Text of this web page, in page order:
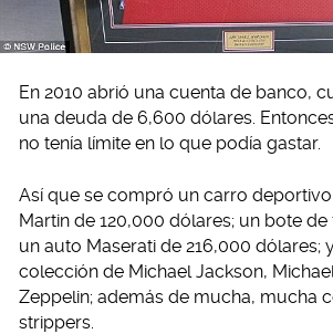
En 2010 abrió una cuenta de banco,
una deuda de 6,600 dólares.
no tenía límite en lo que podía gastar.
Así que se compró un carro
Martin de 120,000 dólares; un bote
un auto Maserati de 216,000 dólares;
colección de Michael Jackson,
Zeppelin; además de mucha, mucha
strippers.